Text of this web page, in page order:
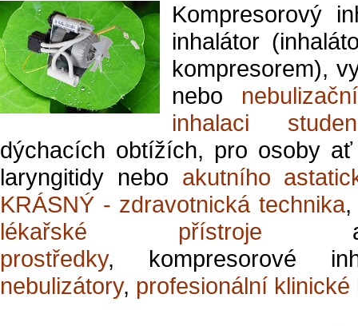
Kompresorový
inhalátor
kompresorem),
nebo
inhalaci
dýchacích obtížích, pro osoby
laryngitidy nebo akutního
KRÁSNÝ - zdravotnická technika,
lékařské přístroje
prostředky, kompresorové
nebulizátory, profesionální klinické